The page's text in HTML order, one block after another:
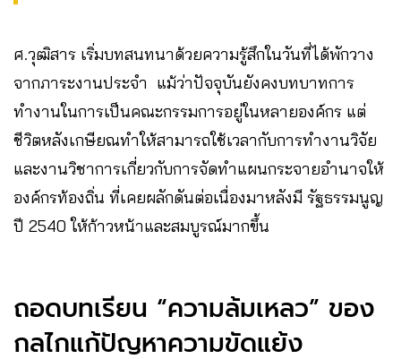
ศ.วุฒิสาร เริ่มบทสนทนาด้วยความรู้สึกในวันที่ได้พักวาง
จากภาระงานประจำ แม้ว่าปัจจุบันยังคงบทบาทการ
ทำงานในการเป็นคณะกรรมการอยู่ในหลายองค์กร แต่
ชีวิตหลังเกษียณทำให้สามารถใช้เวลากับการทำงานวิจัย
และงานวิชาการเกี่ยวกับการจัดทำแผนกระจายอำนาจให้
องค์กรท้องถิ่น ที่เคยผลักดันต่อเนื่องมาหลังมี รัฐธรรมนูญ
ปี 2540 ให้ก้าวหน้าและสมบูรณ์มากขึ้น
ถอดบทเรียน “ความล้มเหลว” ของ
กลไกแก้ปัญหาความขัดแย้ง